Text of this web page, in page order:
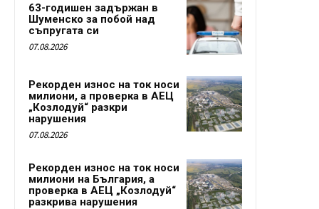
63-годишен задържан в
Шуменско за побой над
съпругата си
07.08.2026
Рекорден износ на ток носи
милиони, а проверка в АЕЦ
„Козлодуй“ разкри
нарушения
07.08.2026
Рекорден износ на ток носи
милиони на България, а
проверка в АЕЦ „Козлодуй“
разкрива нарушения